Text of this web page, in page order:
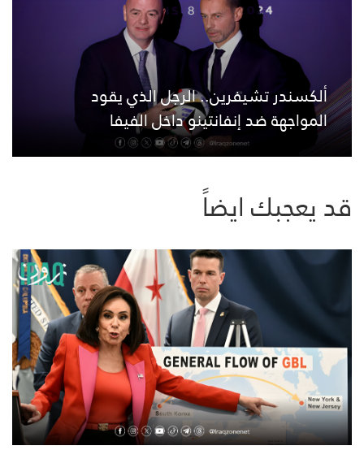
ألكسندر تشيفرين.. الرجل الذي يقود
المواجهة ضد إنفانتينو داخل الفيفا
قد يعجبك ايضاً